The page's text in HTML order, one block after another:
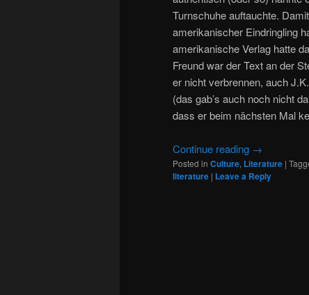
Turnschuhe auftauchte.
amerikanischer Eindringling
amerikanische Verlag hatte
Freund war der Text an der
er nicht verbrennen, auch
(das gab’s auch noch nicht
dass er beim nächsten Mal
Continue reading →
Posted in Culture, Literature |
literature | Leave a Reply